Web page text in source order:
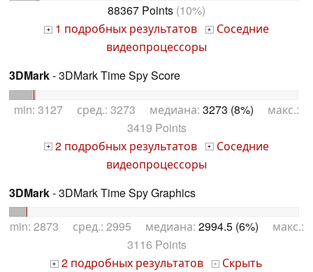
88367 Points (10%)
+ 1 подробных результатов + Соседние
видеопроцессоры
3DMark- 3DMark Time Spy Score
min: 3127 сред.: 3273 медиана: 3273 (8%) макс.:
3419 Points
+ 2 подробных результатов + Соседние
видеопроцессоры
3DMark- 3DMark Time Spy Graphics
min: 2873 сред.: 2995 медиана: 2994.5 (6%) макс.:
3116 Points
+ 2 подробных результатов - Скрыть